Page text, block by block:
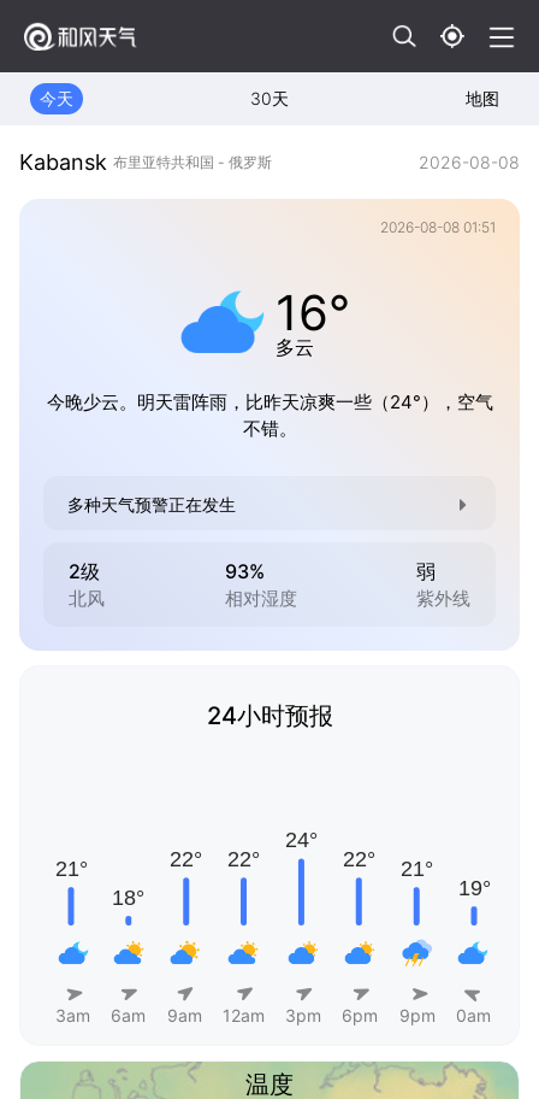
今天 30天 地图
Kabansk 布里亚特共和国 - 俄罗斯 2026-08-08
2026-08-08 01:51
16°
多云
今晚少云。明天雷阵雨，比昨天凉爽一些（24°），空气
不错。
多种天气预警正在发生
2级
北风
93%
相对湿度
弱
紫外线
24小时预报
3am 6am 9am 12am 3pm 6pm 9pm 0am
温度